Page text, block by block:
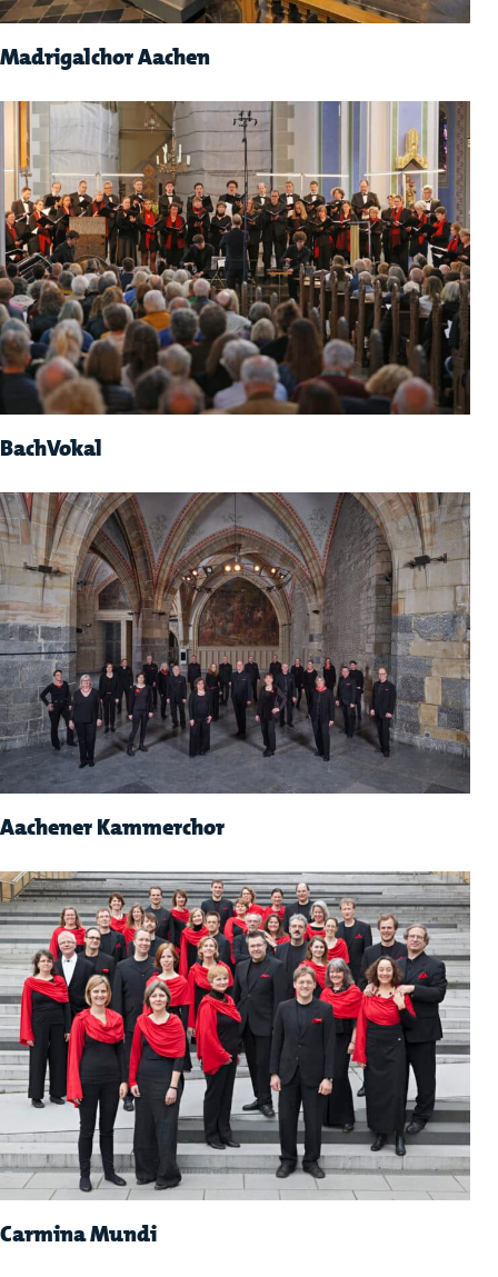
Madrigalchor Aachen
BachVokal
Aachener Kammerchor
Carmina Mundi